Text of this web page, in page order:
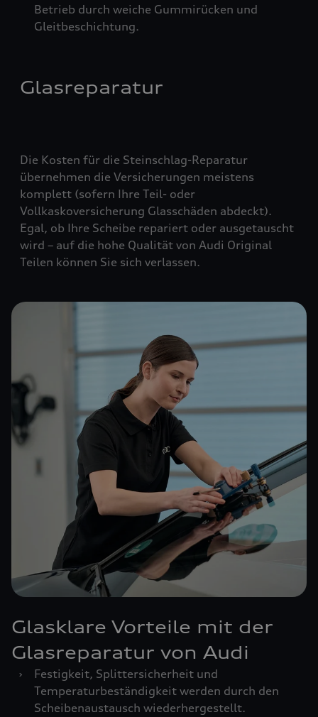
Betrieb durch weiche Gummirücken und
Gleitbeschichtung.
Glasreparatur
Die Kosten für die Steinschlag-Reparatur
übernehmen die Versicherungen meistens
komplett (sofern Ihre Teil- oder
Vollkaskoversicherung Glasschäden abdeckt).
Egal, ob Ihre Scheibe repariert oder ausgetauscht
wird – auf die hohe Qualität von Audi Original
Teilen können Sie sich verlassen.
Glasklare Vorteile mit der
Glasreparatur von Audi
›
Festigkeit, Splittersicherheit und
Temperaturbeständigkeit werden durch den
Scheibenaustausch wiederhergestellt.